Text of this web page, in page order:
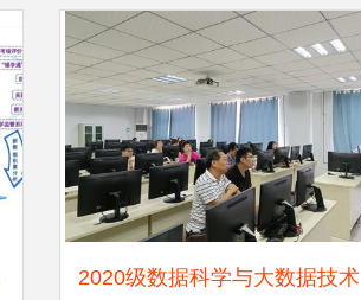
2020级数据科学与大数据技术